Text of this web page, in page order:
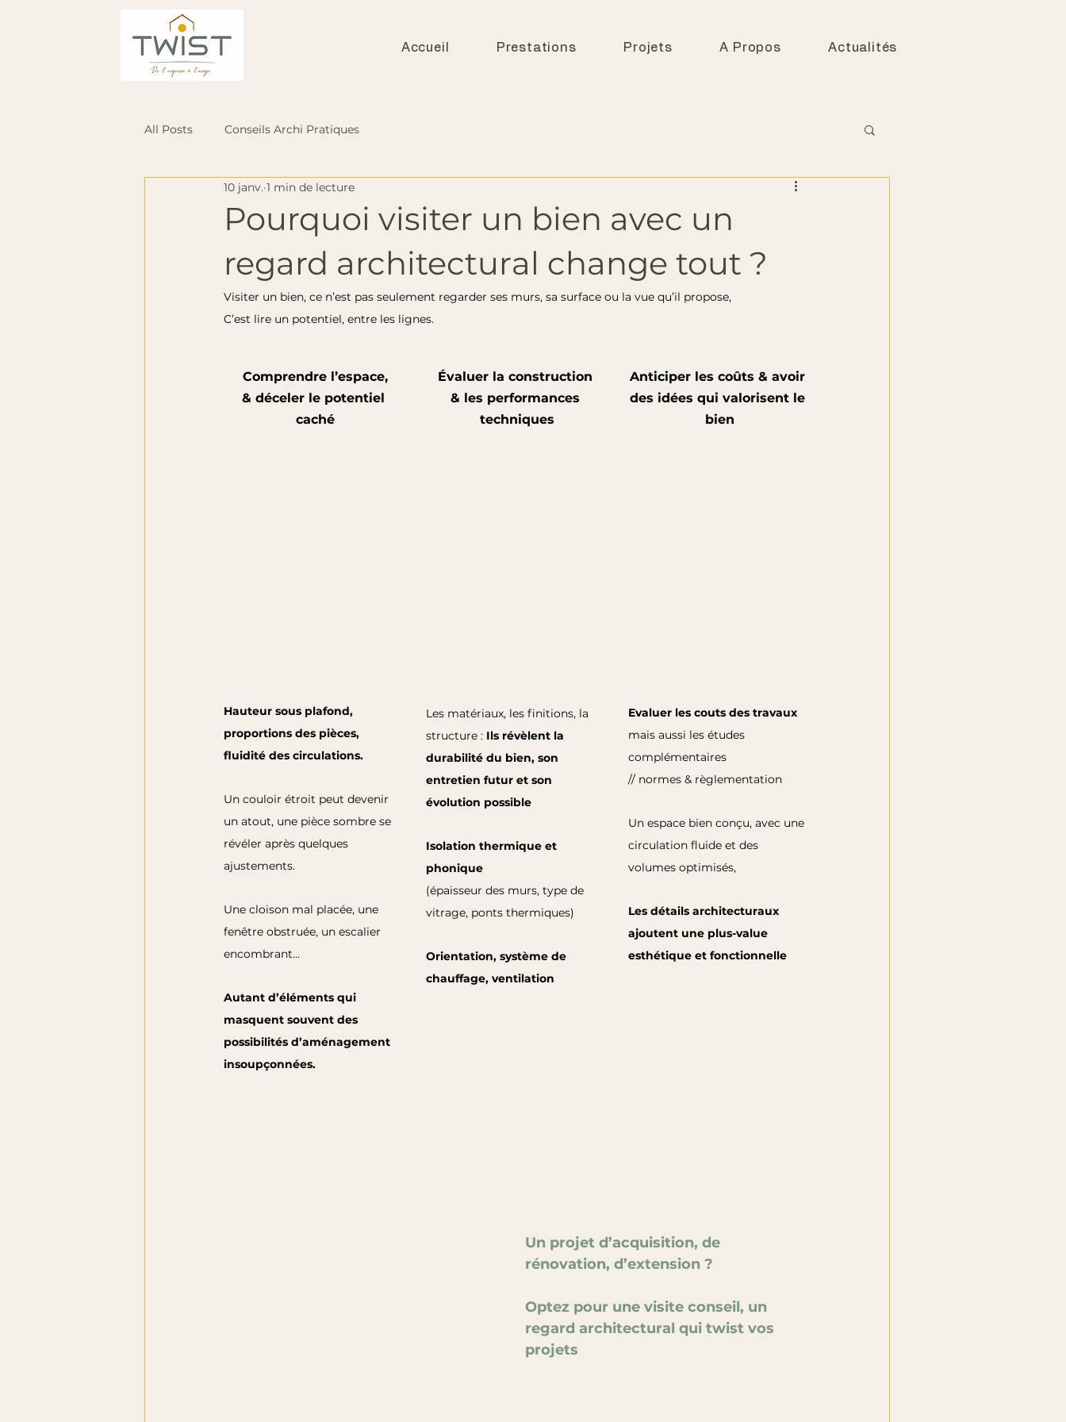
Accueil Prestations Projets A Propos Actualités
All Posts Conseils Archi Pratiques
Pourquoi visiter un bien avec un
regard architectural change tout ?
10 janv. 1 min de lecture
Visiter un bien, ce n’est pas seulement regarder ses murs, sa surface ou la vue qu’il propose,
C’est lire un potentiel, entre les lignes.
Comprendre l’espace,
& déceler le potentiel
caché
Hauteur sous plafond,
proportions des pièces,
fluidité des circulations.
Un couloir étroit peut devenir
un atout, une pièce sombre se
révéler après quelques
ajustements.
Une cloison mal placée, une
fenêtre obstruée, un escalier
encombrant…
Autant d’éléments qui
masquent souvent des
possibilités d’aménagement
insoupçonnées.
Évaluer la construction
& les performances
techniques
Les matériaux, les finitions, la
structure : Ils révèlent la
durabilité du bien, son
entretien futur et son
évolution possible
Isolation thermique et
phonique
(épaisseur des murs, type de
vitrage, ponts thermiques)
Orientation, système de
chauffage, ventilation
Anticiper les coûts & avoir
des idées qui valorisent le
bien
Evaluer les couts des travaux
mais aussi les études
complémentaires
// normes & règlementation
Un espace bien conçu, avec une
circulation fluide et des
volumes optimisés,
Les détails architecturaux
ajoutent une plus-value
esthétique et fonctionnelle
Un projet d’acquisition, de
rénovation, d’extension ?
Optez pour une visite conseil, un
regard architectural qui twist vos
projets